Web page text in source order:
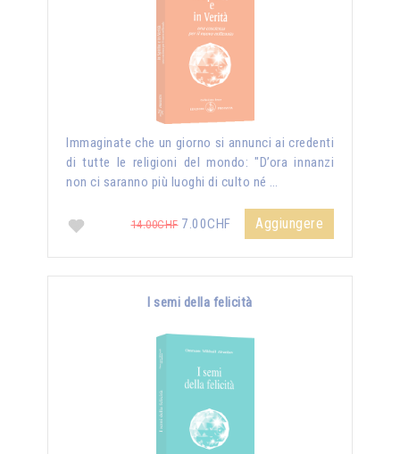
Immaginate che un giorno si annunci ai credenti
di tutte le religioni del mondo: "D’ora innanzi
non ci saranno più luoghi di culto né …
14.00CHF7.00CHF Aggiungere
I semi della felicità